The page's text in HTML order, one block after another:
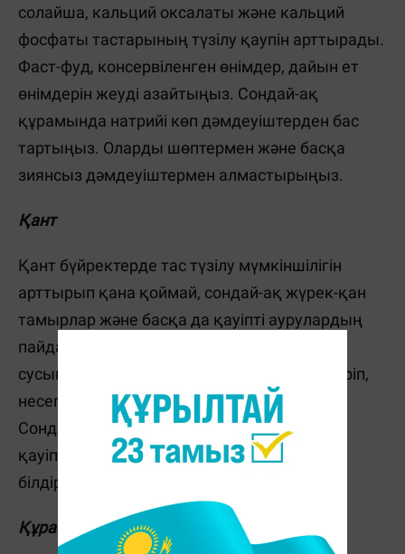
солайша, кальций оксалаты және кальций
фосфаты тастарының түзілу қаупін арттырады.
Фаст-фуд, консервіленген өнімдер, дайын ет
өнімдерін жеуді азайтыңыз. Сондай-ақ
құрамында натрийі көп дәмдеуіштерден бас
тартыңыз. Оларды шөптермен және басқа
зиянсыз дәмдеуіштермен алмастырыңыз.
Қант
Қант бүйректерде тас түзілу мүмкіншілігін
арттырып қана қоймай, сондай-ақ жүрек-қан
тамырлар және басқа да қауіпті аурулардың
пайда болу қаупін арттыруы мүмкін. Тәтті
сусындар несептегі кальций деңгейін көтеріп,
несеп көлемін азайтып жібере алады.
Сондықтан олар тәттілер арасындағы ең
қауіпті өнімге жатады. Себебі олар ағзаға
білдіртпей әсер етеді.
Құрамында оксалаттары көп өнімдер